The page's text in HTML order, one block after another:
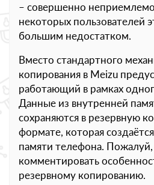
– совершенно
некоторых пользователей
большим недостатком.
Вместо стандартного
копирования в Meizu
работающий в рамках
Данные из внутренней
сохраняются в резервную
формате, которая
памяти телефона.
комментировать
резервному копированию.